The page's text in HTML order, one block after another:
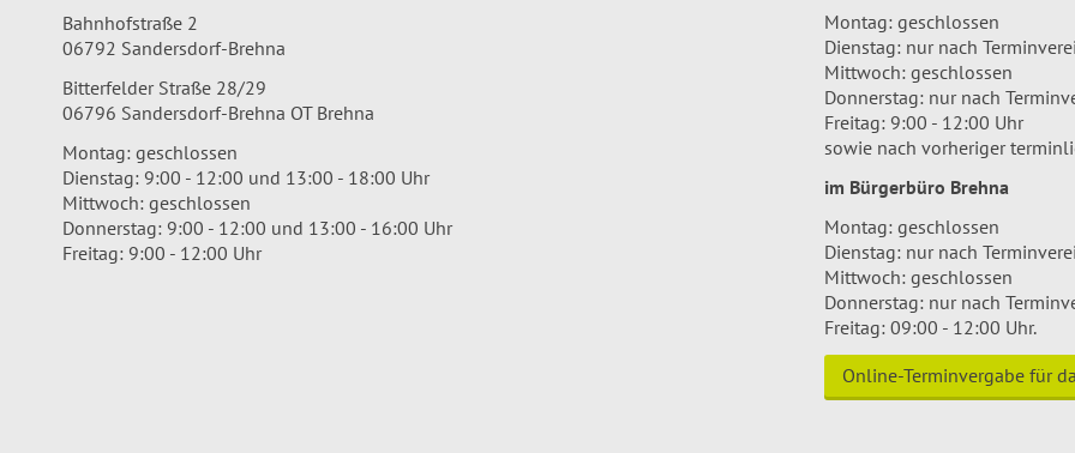
Bahnhofstraße 2
06792 Sandersdorf-Brehna
Bitterfelder Straße 28/29
06796 Sandersdorf-Brehna OT Brehna
Montag: geschlossen
Dienstag: 9:00 - 12:00 und 13:00 - 18:00 Uhr
Mittwoch: geschlossen
Donnerstag: 9:00 - 12:00 und 13:00 - 16:00 Uhr
Freitag: 9:00 - 12:00 Uhr
Montag: geschlossen
Dienstag: nur nach
Mittwoch: geschlossen
Donnerstag: nur nach
Freitag: 9:00 - 12:00 Uhr
sowie nach vorheriger
im Bürgerbüro Brehna
Montag: geschlossen
Dienstag: nur nach
Mittwoch: geschlossen
Donnerstag: nur nach
Freitag: 09:00 - 12:00 Uhr.
Online-Terminvergabe für